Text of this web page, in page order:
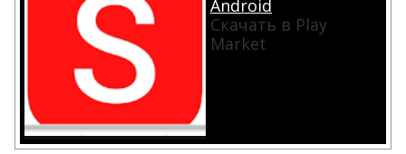
Android
Скачать в Play
Market